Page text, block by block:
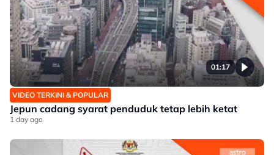
01:17
VIDEO TERKINI & POPULAR
Jepun cadang syarat penduduk tetap lebih ketat
1 day ago